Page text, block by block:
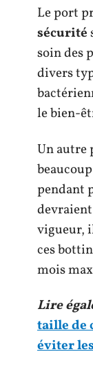
Le port
sécurité
soin des
divers
le bien-
Un autre
pendant
vigueur,
ces
mois
Lire
taille de
éviter